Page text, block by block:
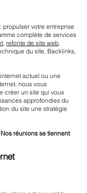
propulser votre entreprise
complète de services
,refonte de site web
du site, Backlinks,
actuel ou une
nous vous
créer un site qui vous
approfondies du
du site une stratégie
Nos réunions se tiennent